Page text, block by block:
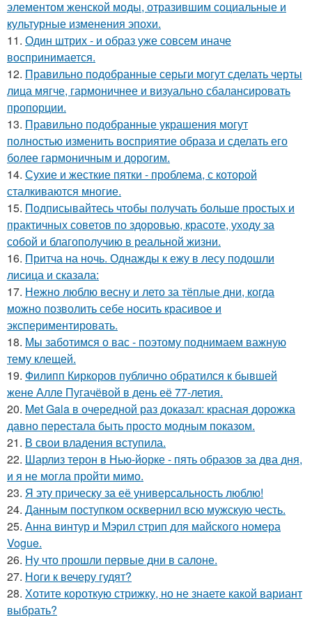
элементом женской моды, отразившим социальные и
культурные изменения эпохи.
11. Один штрих - и образ уже совсем иначе
воспринимается.
12. Правильно подобранные серьги могут сделать черты
лица мягче, гармоничнее и визуально сбалансировать
пропорции.
13. Правильно подобранные украшения могут
полностью изменить восприятие образа и сделать его
более гармоничным и дорогим.
14. Сухие и жесткие пятки - проблема, с которой
сталкиваются многие.
15. Подписывайтесь чтобы получать больше простых и
практичных советов по здоровью, красоте, уходу за
собой и благополучию в реальной жизни.
16. Притча на ночь. Однажды к ежу в лесу подошли
лисица и сказала:
17. Нежно люблю весну и лето за тёплые дни, когда
можно позволить себе носить красивое и
экспериментировать.
18. Мы заботимся о вас - поэтому поднимаем важную
тему клещей.
19. Филипп Киркоров публично обратился к бывшей
жене Алле Пугачёвой в день её 77-летия.
20. Met Gala в очередной раз доказал: красная дорожка
давно перестала быть просто модным показом.
21. В свои владения вступила.
22. Шарлиз терон в Нью-йорке - пять образов за два дня,
и я не могла пройти мимо.
23. Я эту прическу за её универсальность люблю!
24. Данным поступком осквернил всю мужскую честь.
25. Анна винтур и Мэрил стрип для майского номера
Vogue.
26. Ну что прошли первые дни в салоне.
27. Ноги к вечеру гудят?
28. Хотите короткую стрижку, но не знаете какой вариант
выбрать?